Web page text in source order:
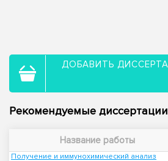
ДОБАВИТЬ
Рекомендуемые
Название работы
Получение и иммунохимический анализ